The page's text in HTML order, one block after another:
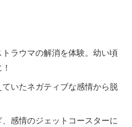
ラウマの解消を体験。幼い頃
いたネガティブな感情から脱
感情のジェットコースターに